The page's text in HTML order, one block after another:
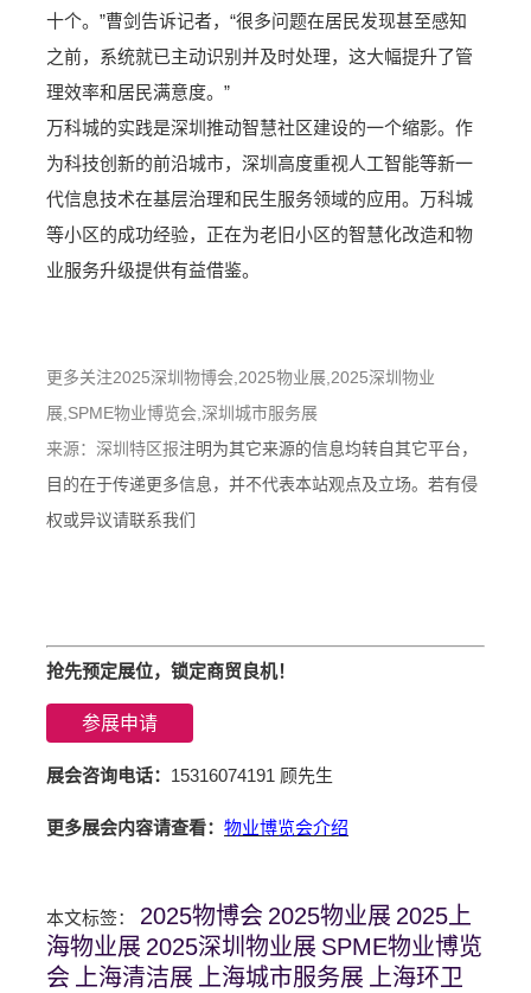
十个。”曹剑告诉记者，“很多问题在居民发现甚至感知
之前，系统就已主动识别并及时处理，这大幅提升了管
理效率和居民满意度。”
万科城的实践是深圳推动智慧社区建设的一个缩影。作
为科技创新的前沿城市，深圳高度重视人工智能等新一
代信息技术在基层治理和民生服务领域的应用。万科城
等小区的成功经验，正在为老旧小区的智慧化改造和物
业服务升级提供有益借鉴。
更多关注2025深圳物博会,2025物业展,2025深圳物业
展,SPME物业博览会,深圳城市服务展
来源：深圳特区报注明为其它来源的信息均转自其它平台，
目的在于传递更多信息，并不代表本站观点及立场。若有侵
权或异议请联系我们
抢先预定展位，锁定商贸良机！
参展申请
展会咨询电话： 15316074191 顾先生
更多展会内容请查看：物业博览会介绍
本文标签： 2025物博会 2025物业展 2025上
海物业展 2025深圳物业展 SPME物业博览
会
上海清洁展 上海城市服务展
上海环卫